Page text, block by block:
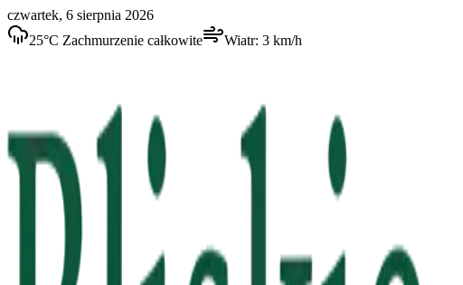
czwartek, 6 sierpnia 2026
25°C Zachmurzenie całkowite Wiatr: 3 km/h